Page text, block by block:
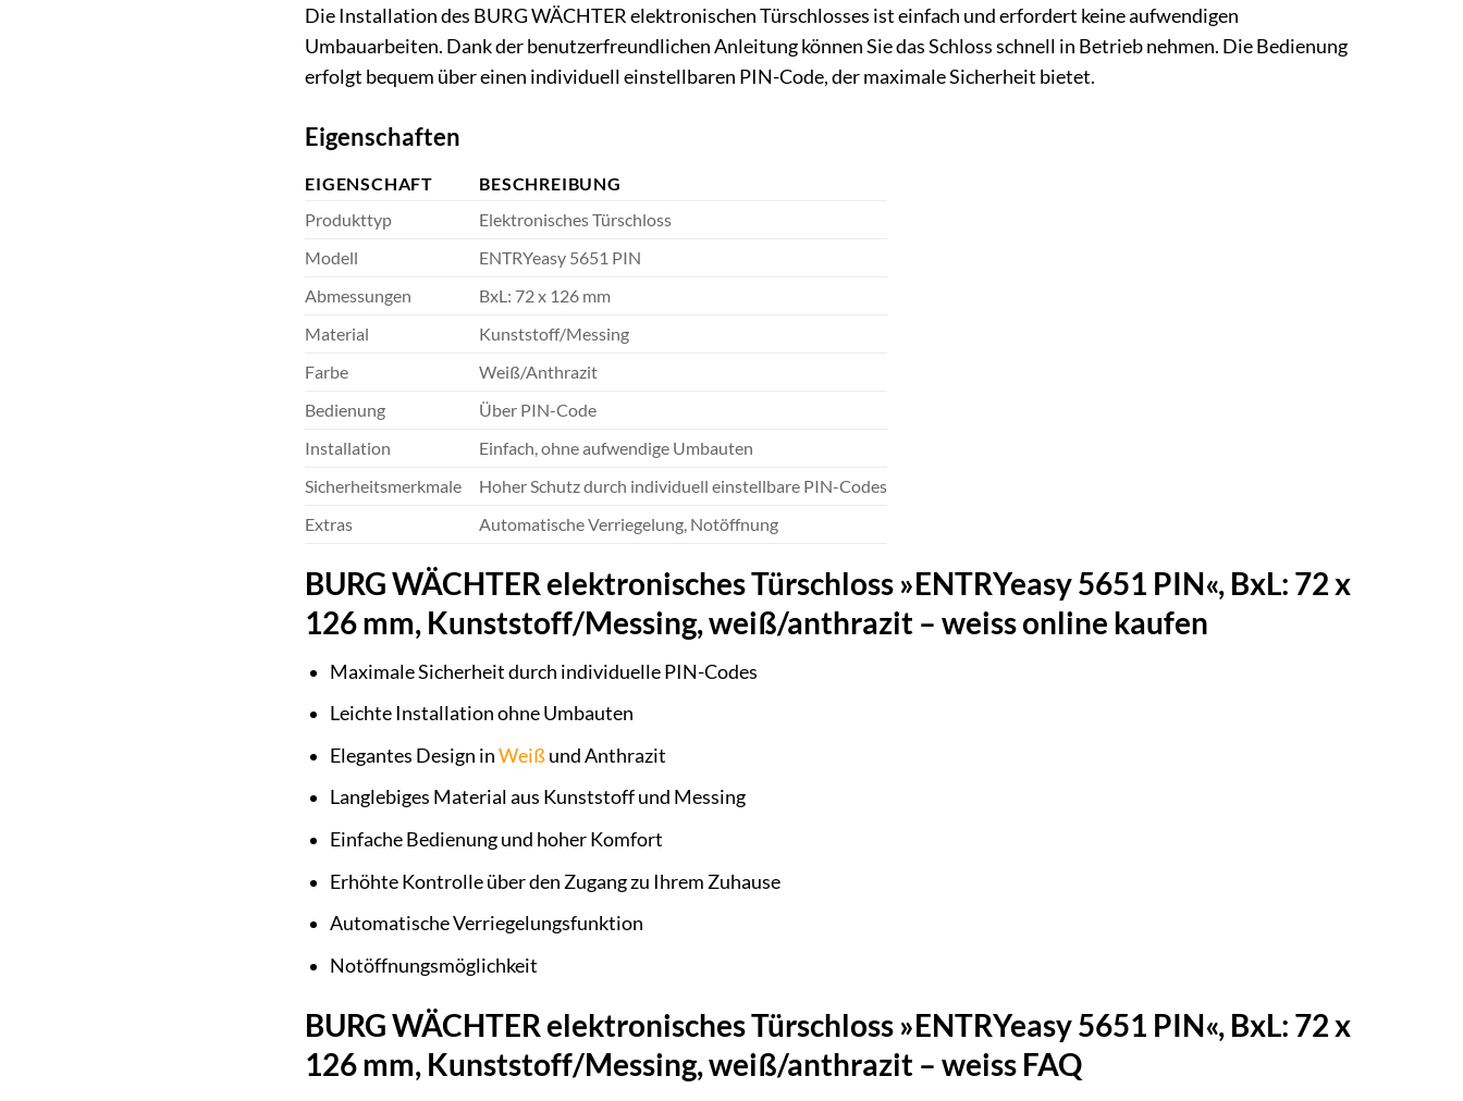
Die Installation des BURG WÄCHTER elektronischen Türschlosses ist einfach und erfordert keine aufwendigen
Umbauarbeiten. Dank der benutzerfreundlichen Anleitung können Sie das Schloss schnell in Betrieb nehmen. Die Bedienung
erfolgt bequem über einen individuell einstellbaren PIN-Code, der maximale Sicherheit bietet.
Eigenschaften
EIGENSCHAFT
BESCHREIBUNG
Produkttyp
Elektronisches Türschloss
Modell
ENTRYeasy 5651 PIN
Abmessungen
BxL: 72 x 126 mm
Material
Kunststoff/Messing
Farbe
Weiß/Anthrazit
Bedienung
Über PIN-Code
Installation
Einfach, ohne aufwendige Umbauten
Sicherheitsmerkmale
Hoher Schutz durch individuell einstellbare PIN-Codes
Extras
Automatische Verriegelung, Notöffnung
BURG WÄCHTER elektronisches Türschloss »ENTRYeasy 5651 PIN«, BxL: 72 x
126 mm, Kunststoff/Messing, weiß/anthrazit – weiss online kaufen
Maximale Sicherheit durch individuelle PIN-Codes
Leichte Installation ohne Umbauten
Elegantes Design inWeißund Anthrazit
Langlebiges Material aus Kunststoff und Messing
Einfache Bedienung und hoher Komfort
Erhöhte Kontrolle über den Zugang zu Ihrem Zuhause
Automatische Verriegelungsfunktion
Notöffnungsmöglichkeit
BURG WÄCHTER elektronisches Türschloss »ENTRYeasy 5651 PIN«, BxL: 72 x
126 mm, Kunststoff/Messing, weiß/anthrazit – weiss FAQ